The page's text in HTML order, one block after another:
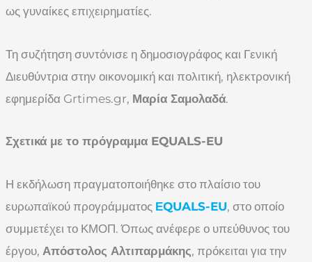
ως γυναίκες επιχειρηματίες.
Τη συζήτηση συντόνισε η δημοσιογράφος και Γενική
Διευθύντρια στην οικονομική και πολιτική, ηλεκτρονική
εφημερίδα Grtimes.gr, Μαρία Σαμολαδά.
Σχετικά με το πρόγραμμα EQUALS-EU
Η εκδήλωση πραγματοποιήθηκε στο πλαίσιο του
ευρωπαϊκού προγράμματος ΕQUALS-EU, στο οποίο
συμμετέχει το ΚΜΟΠ. Όπως ανέφερε ο υπεύθυνος του
έργου, Απόστολος Αλτιπαρμάκης, πρόκειται για την